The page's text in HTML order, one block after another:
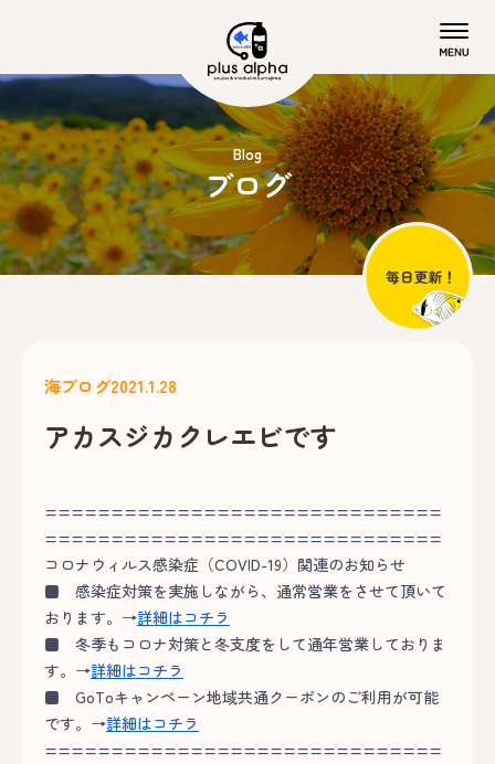
Blog
ブログ
海ブログ2021.1.28
アカスジカクレエビです
==============================
==============================
コロナウィルス感染症（COVID-19）関連のお知らせ
■ 感染症対策を実施しながら、通常営業をさせて頂いて
おります。→詳細はコチラ
■ 冬季もコロナ対策と冬支度をして通年営業しておりま
す。→詳細はコチラ
■ GoToキャンペーン地域共通クーポンのご利用が可能
です。→詳細はコチラ
==============================